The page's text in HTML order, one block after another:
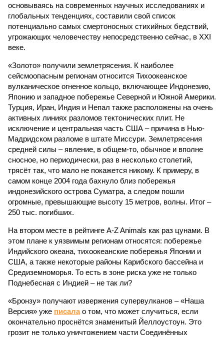
основываясь на современных научных исследованиях и
глобальных тенденциях, составили свой список
потенциально самых смертоносных стихийных бедствий,
угрожающих человечеству непосредственно сейчас, в XXI
веке.
«Золото» получили землетрясения. К наиболее
сейсмоопасным регионам относится Тихоокеанское
вулканическое огненное кольцо, включающее Индонезию,
Японию и западное побережье Северной и Южной Америки.
Турция, Иран, Индия и Непал также расположены на очень
активных линиях разломов тектонических плит. Не
исключение и центральная часть США – причина в Нью-
Мадридском разломе в штате Миссури. Землетрясения
средней силы – явление, в общем-то, обычное и вполне
сносное, но периодически, раз в несколько столетий,
трясёт так, что мало не покажется никому. К примеру, в
самом конце 2004 года бахнуло близ побережья
индонезийского острова Суматра, а следом пошли
огромные, превышающие высоту 15 метров, волны. Итог –
250 тыс. погибших.
На втором месте в рейтинге A-Z Animals как раз цунами. В
этом плане к уязвимым регионам относятся: побережье
Индийского океана, тихо­океанские побережья Японии и
США, а также некоторые районы Карибского бассейна и
Средиземноморья. То есть в зоне риска уже не только
Поднебесная с Индией – не так ли?
«Бронзу» получают извержения супервулканов – «Наша
Версия» уже писалао том, что может случиться, если
окончательно проснётся знаменитый Йеллоустоун. Это
грозит не только уничтожением части Соединённых